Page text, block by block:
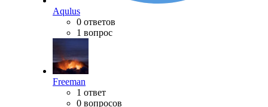
Aqulus
0 ответов
1 вопрос
Freeman
1 ответ
0 вопросов